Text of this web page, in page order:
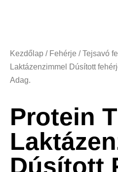
Kezdőlap / Fehérje /Tejsavó
Laktázenzimmel Dúsított
Adag.
Protein
Dúsított